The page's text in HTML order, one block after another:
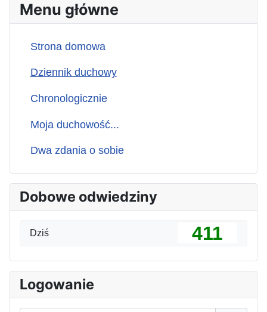
Menu główne
Strona domowa
Dziennik duchowy
Chronologicznie
Moja duchowość...
Dwa zdania o sobie
Dobowe odwiedziny
Dziś 411
Logowanie